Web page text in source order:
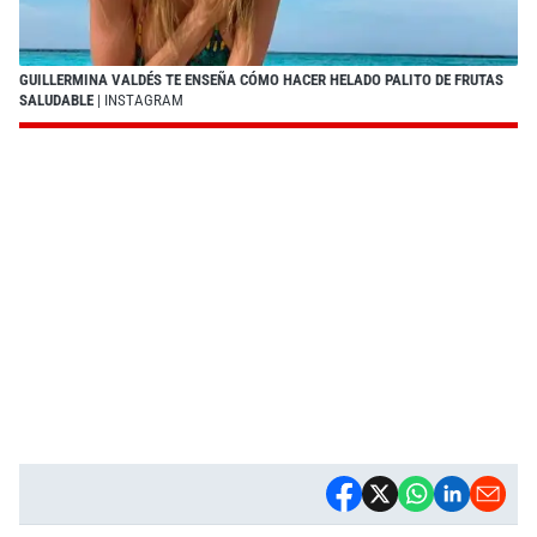
GUILLERMINA VALDÉS TE ENSEÑA CÓMO HACER HELADO PALITO DE FRUTAS
SALUDABLE | INSTAGRAM